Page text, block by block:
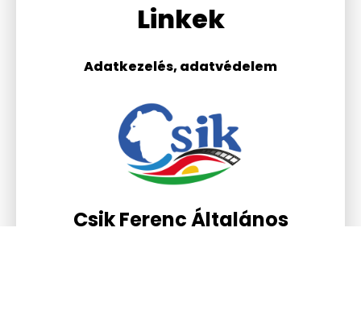
Csik Ferenc Általános
Linkek
Adatkezelés, adatvédelem